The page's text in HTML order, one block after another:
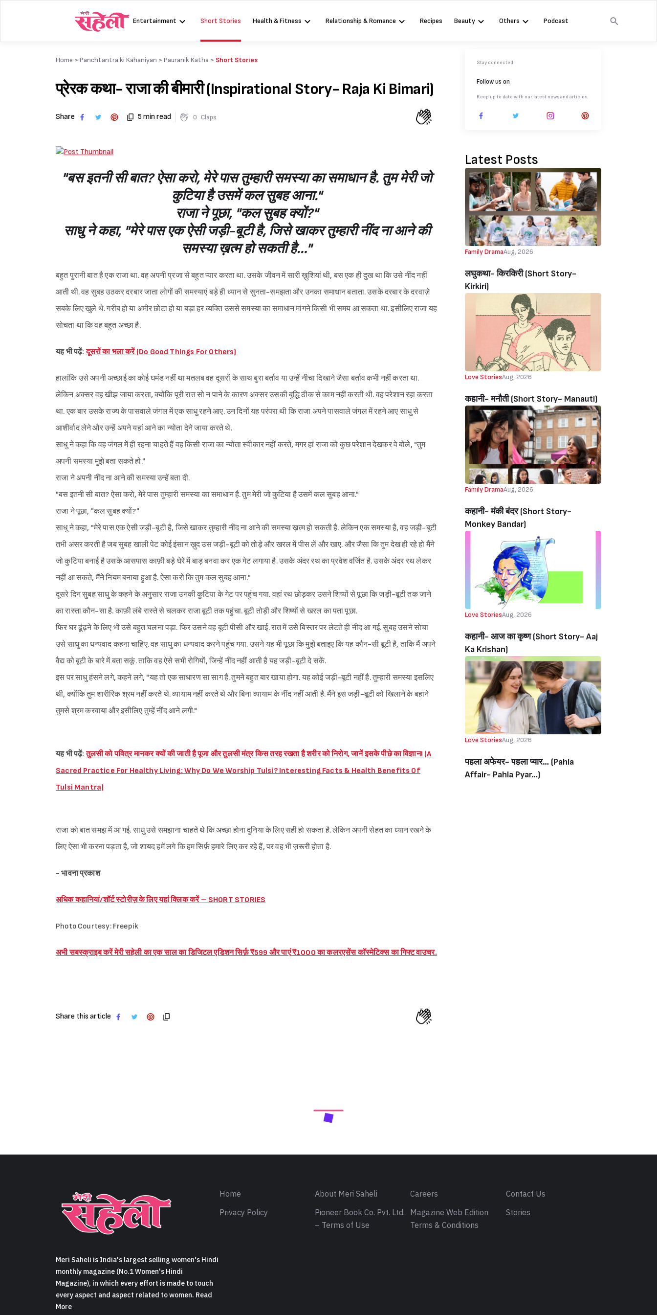
Entertainment Short Stories Health & Fitness Relationship & Romance Recipes Beauty Others Podcast
Home > Panchtantra ki Kahaniyan > Pauranik Katha > Short Stories
प्रेरक कथा- राजा की बीमारी (Inspirational Story- Raja Ki Bimari)
Share 5 min read 0 Claps
"बस इतनी सी बात? ऐसा करो, मेरे पास तुम्हारी समस्या का समाधान है. तुम मेरी जो
कुटिया है उसमें कल सुबह आना."
राजा ने पूछा, "कल सुबह क्यों?"
साधु ने कहा, "मेरे पास एक ऐसी जड़ी-बूटी है, जिसे खाकर तुम्हारी नींद ना आने की
समस्या ख़त्म हो सकती है…"
बहुत पुरानी बात है एक राजा था. वह अपनी प्रजा से बहुत प्यार करता था. उसके जीवन में सारी ख़ुशियां थी, बस एक ही दुख था कि उसे नींद नहीं
आती थी. वह सुबह उठकर दरबार जाता लोगों की समस्याएं बड़े ही ध्यान से सुनता-समझता और उनका समाधान बताता. उसके दरबार के दरवाज़े
सबके लिए खुले थे. गरीब हो या अमीर छोटा हो या बड़ा हर व्यक्ति उससे समस्या का समाधान मांगने किसी भी समय आ सकता था. इसीलिए राजा यह
सोचता था कि वह बहुत अच्छा है.
यह भी पढ़ें:दूसरों का भला करें (Do Good Things For Others)
हालांकि उसे अपनी अच्छाई का कोई घमंड नहीं था मतलब वह दूसरों के साथ बुरा बर्ताव या उन्हें नीचा दिखाने जैसा बर्ताव कभी नहीं करता था.
लेकिन अक्सर वह खीझ जाया करता, क्योंकि पूरी रात सो न पाने के कारण अक्सर उसकी बुद्धि ठीक से काम नहीं करती थी. वह परेशान रहा करता
था. एक बार उसके राज्य के पासवाले जंगल में एक साधु रहने आए. उन दिनों यह परंपरा थी कि राजा अपने पासवाले जंगल में रहने आए साधु से
आशीर्वाद लेने और उन्हें अपने यहां आने का न्योता देने जाया करते थे.
साधु ने कहा कि वह जंगल में ही रहना चाहते हैं वह किसी राजा का न्योता स्वीकार नहीं करते, मगर हां राजा को कुछ परेशान देखकर वे बोले, "तुम
अपनी समस्या मुझे बता सकते हो."
राजा ने अपनी नींद ना आने की समस्या उन्हें बता दी.
"बस इतनी सी बात? ऐसा करो, मेरे पास तुम्हारी समस्या का समाधान है. तुम मेरी जो कुटिया है उसमें कल सुबह आना."
राजा ने पूछा, "कल सुबह क्यों?"
साधु ने कहा, "मेरे पास एक ऐसी जड़ी-बूटी है, जिसे खाकर तुम्हारी नींद ना आने की समस्या ख़त्म हो सकती है. लेकिन एक समस्या है, वह जड़ी-बूटी
तभी असर करती है जब सुबह खाली पेट कोई इंसान ख़ुद उस जड़ी-बूटी को तोड़े और खरल में पीस लें और खाए. और जैसा कि तुम देख ही रहे हो मैंने
जो कुटिया बनाई है उसके आसपास काफ़ी बड़े घेरे में बाड़ बनवा कर एक गेट लगाया है. उसके अंदर रथ का प्रवेश वर्जित है. उसके अंदर रथ लेकर
नहीं आ सकते, मैंने नियम बनाया हुआ है. ऐसा करो कि तुम कल सुबह आना."
दूसरे दिन सुबह साधु के कहने के अनुसार राजा उनकी कुटिया के गेट पर पहुंच गया. वहां रथ छोड़कर उसने शिष्यों से पूछा कि जड़ी-बूटी तक जाने
का रास्ता कौन-सा है. काफ़ी लंबे रास्ते से चलकर राजा बूटी तक पहुंचा. बूटी तोड़ी और शिष्यों से खरल का पता पूछा.
फिर घर ढूंढ़ने के लिए भी उसे बहुत चलना पड़ा. फिर उसने वह बूटी पीसी और खाई. रात में उसे बिस्तर पर लेटते ही नींद आ गई. सुबह उसने सोचा
उसे साधु का धन्यवाद कहना चाहिए. वह साधु का धन्यवाद करने पहुंच गया. उसने यह भी पूछा कि मुझे बताइए कि यह कौन-सी बूटी है, ताकि मैं अपने
वैद्य को बूटी के बारे में बता सकूं. ताकि वह ऐसे सभी रोगियों, जिन्हें नींद नहीं आती है यह जड़ी-बूटी दे सकें.
इस पर साधु हंसने लगे, कहने लगे, "यह तो एक साधारण सा साग है. तुमने बहुत बार खाया होगा. यह कोई जड़ी-बूटी नहीं है. तुम्हारी समस्या इसलिए
थी, क्योंकि तुम शारीरिक श्रम नहीं करते थे. व्यायाम नहीं करते थे और बिना व्यायाम के नींद नहीं आती है. मैंने इस जड़ी-बूटी को खिलाने के बहाने
तुमसे श्रम करवाया और इसीलिए तुम्हें नींद आने लगी."
यह भी पढ़ें:तुलसी को पवित्र मानकर क्यों की जाती है पूजा और तुलसी मंत्र किस तरह रखता है शरीर को निरोग, जानें इसके पीछे का विज्ञान! (A
Sacred Practice For Healthy Living: Why Do We Worship Tulsi? Interesting Facts & Health Benefits Of
Tulsi Mantra)
राजा को बात समझ में आ गई. साधु उसे समझाना चाहते थे कि अच्छा होना दुनिया के लिए सही हो सकता है. लेकिन अपनी सेहत का ध्यान रखने के
लिए ऐसा भी करना पड़ता है, जो शायद हमें लगे कि हम सिर्फ़ हमारे लिए कर रहे हैं, पर वह भी ज़रूरी होता है.
- भावना प्रकाश
अधिक कहानियां/शॉर्ट स्टोरीज़ के लिए यहां क्लिक करें – SHORT STORIES
Photo Courtesy: Freepik
अभी सबस्क्राइब करें मेरी सहेली का एक साल का डिजिटल एडिशन सिर्फ़ ₹599 और पाएं ₹1000 का कलरएसेंस कॉस्मेटिक्स का गिफ्ट वाउचर.
Share this article
Stay connected
Follow us on
Keep up to date with our latest news and articles.
Latest Posts
Family DramaAug, 2026
लघुकथा- किरकिरी (Short Story-
Kirkiri)
Love StoriesAug, 2026
कहानी- मनौती (Short Story- Manauti)
Family DramaAug, 2026
कहानी- मंकी बंदर‌ (Short Story-
Monkey Bandar)
Love StoriesAug, 2026
कहानी- आज का कृष्ण (Short Story- Aaj
Ka Krishan)
Love StoriesAug, 2026
पहला अफेयर- पहला प्यार… (Pahla
Affair- Pahla Pyar…)
Meri Saheli is India's largest selling women's Hindi
monthly magazine (No.1 Women's Hindi
Magazine), in which every effort is made to touch
every aspect and aspect related to women. Read
More
Home About Meri Saheli Careers
Contact Us
Privacy Policy
Pioneer Book Co. Pvt. Ltd.
– Terms of Use
Magazine Web Edition
Terms & Conditions
Stories